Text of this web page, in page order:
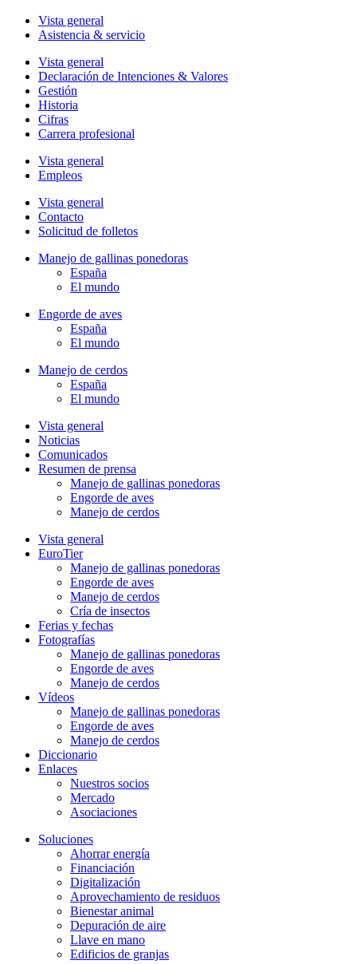
Vista general
Asistencia & servicio
Vista general
Declaración de Intenciones & Valores
Gestión
Historia
Cifras
Carrera profesional
Vista general
Empleos
Vista general
Contacto
Solicitud de folletos
Manejo de gallinas ponedoras
España
El mundo
Engorde de aves
España
El mundo
Manejo de cerdos
España
El mundo
Vista general
Noticias
Comunicados
Resumen de prensa
Manejo de gallinas ponedoras
Engorde de aves
Manejo de cerdos
Vista general
EuroTier
Manejo de gallinas ponedoras
Engorde de aves
Manejo de cerdos
Cría de insectos
Ferias y fechas
Fotografías
Manejo de gallinas ponedoras
Engorde de aves
Manejo de cerdos
Vídeos
Manejo de gallinas ponedoras
Engorde de aves
Manejo de cerdos
Diccionario
Enlaces
Nuestros socios
Mercado
Asociaciones
Soluciones
Ahorrar energía
Financiación
Digitalización
Aprovechamiento de residuos
Bienestar animal
Depuración de aire
Llave en mano
Edificios de granjas